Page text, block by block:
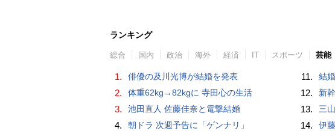
ランキング
総合 国内 政治 海外 経済 IT スポーツ 芸能
1. 俳優の及川光博が結婚を発表
2. 体重62kg→82kgに 寺田心の生活
3. 池田直人 佐藤佳奈と電撃結婚
4. 朝ドラ 次週予告に「ゲンナリ」
11. 結
12. 新
13. 三
14. 伊